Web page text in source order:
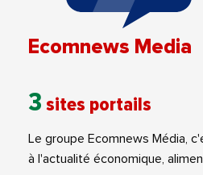
Ecomnews Media
3 sites portails
Le groupe Ecomnews Média,
à l'actualité économique,